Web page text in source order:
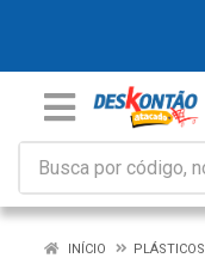
INÍCIO PLÁSTICOS